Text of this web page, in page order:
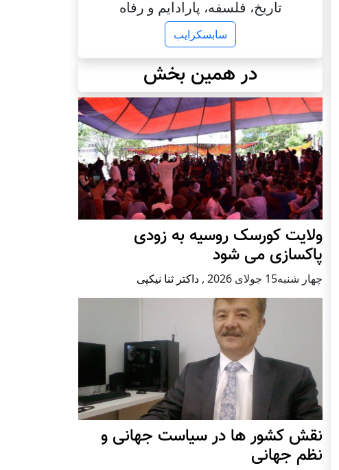
تاریخ، فلسفه، پارادایم و رفاه
سابسکرایب
در همین بخش
ولایت کورسک روسیه به زودی
پاکسازی می شود
چهار شنبه15 جولای 2026 , داکتر ثنا نیکپی
نقش کشور ها در سیاست جهانی و
نظم جهانی